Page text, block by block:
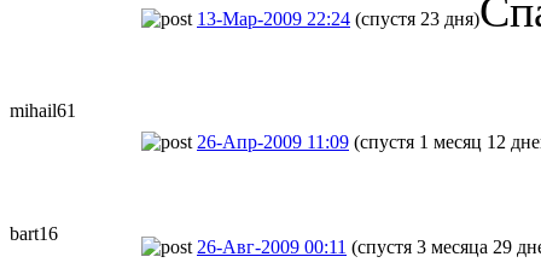
13-Мар-2009 22:24 (спустя 23 дня)
mihail61
26-Апр-2009 11:09 (спустя 1 месяц 12
bart16
26-Авг-2009 00:11 (спустя 3 месяца 29